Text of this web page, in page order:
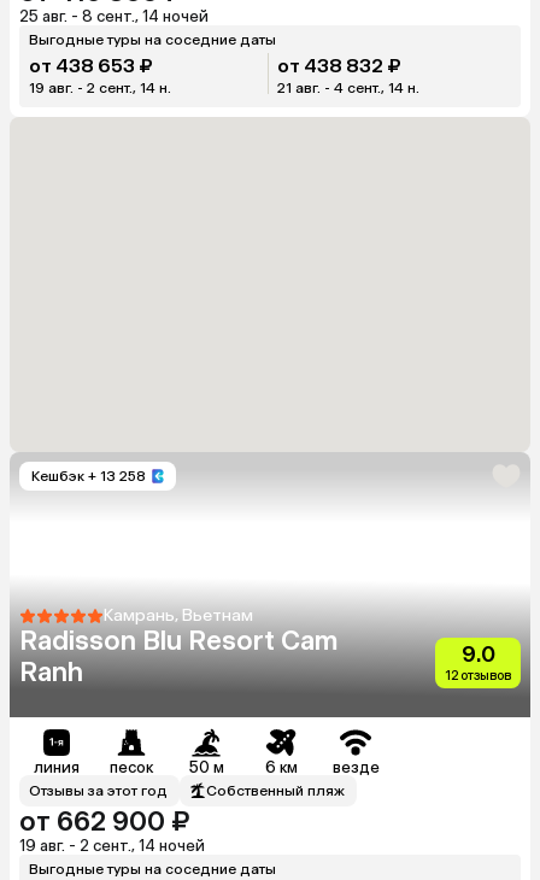
25 авг. - 8 сент., 14 ночей
Выгодные туры на соседние даты
от 438 653 ₽
19 авг. - 2 сент., 14 н.
от 438 832 ₽
21 авг. - 4 сент., 14 н.
Кешбэк + 13 258
Камрань, Вьетнам
Radisson Blu Resort Cam
Ranh
9.0
12 отзывов
линия песок 50 м 6 км везде
Отзывы за этот год Собственный пляж
от 662 900 ₽
19 авг. - 2 сент., 14 ночей
Выгодные туры на соседние даты